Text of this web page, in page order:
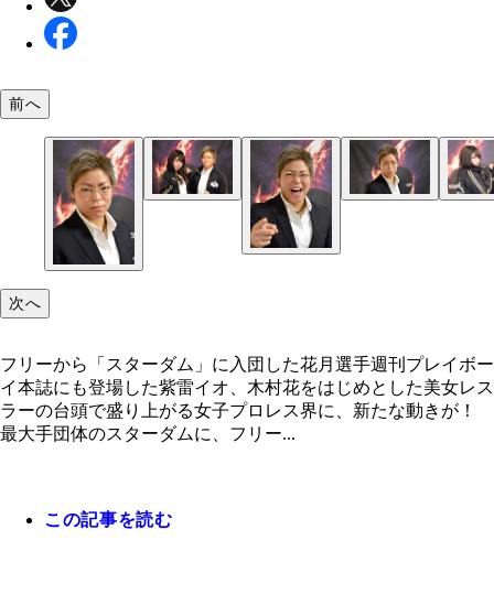
「スターダム」に揃って入団した花月（右）と中
（左）
前へ
次へ
フリーから「スターダム」に入団した花月選手週刊プレイボー
イ本誌にも登場した紫雷イオ、木村花をはじめとした美女レス
ラーの台頭で盛り上がる女子プロレス界に、新たな動きが！
最大手団体のスターダムに、フリー...
この記事を読む